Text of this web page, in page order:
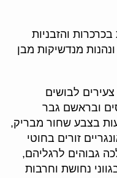
והזבניות
מנדשיקות מבן
לבושים
ובראשם גבר
בצבע שחור מבריק,
זורים בחוטי
גבוהים לרגליהם,
נחושת וחרבות